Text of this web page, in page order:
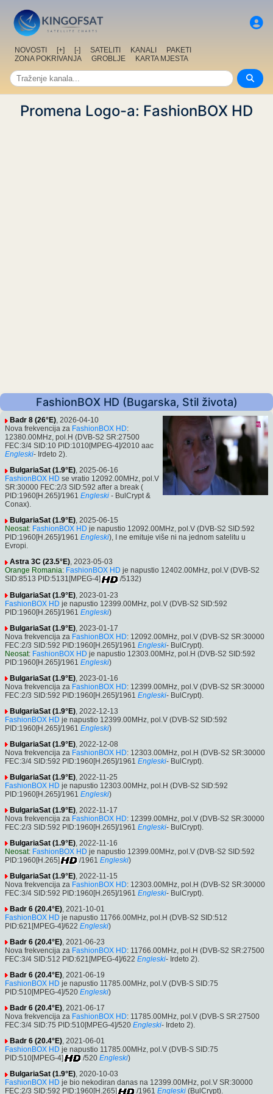
NOVOSTI [+] [-] SATELITI KANALI
PAKETI
ZONA POKRIVANJA
GROBLJE KARTA MJESTA
Promena Logo-a: FashionBOX HD
FashionBOX HD (Bugarska, Stil života)
Badr 8 (26°E), 2026-04-10
Nova frekvencija za FashionBOX HD:
12380.00MHz, pol.H (DVB-S2 SR:27500
FEC:3/4 SID:10 PID:1010[MPEG-4]/2010 aac
Engleski- Irdeto 2).
BulgariaSat (1.9°E), 2025-06-16
FashionBOX HD se vratio 12092.00MHz, pol.V
SR:30000 FEC:2/3 SID:592 after a break (
PID:1960[H.265]/1961 Engleski - BulCrypt &
Conax).
BulgariaSat (1.9°E), 2025-06-15
Neosat: FashionBOX HD je napustio 12092.00MHz, pol.V (DVB-S2 SID:592
PID:1960[H.265]/1961 Engleski), I ne emituje više ni na jednom satelitu u
Evropi.
Astra 3C (23.5°E), 2023-05-03
Orange Romania: FashionBOX HD je napustio 12402.00MHz, pol.V (DVB-S2
SID:8513 PID:5131[MPEG-4]
/5132)
BulgariaSat (1.9°E) , 2023-01-23
FashionBOX HD je napustio 12399.00MHz, pol.V (DVB-S2 SID:592
PID:1960[H.265]/1961 Engleski)
BulgariaSat (1.9°E) , 2023-01-17
Nova frekvencija za FashionBOX HD: 12092.00MHz, pol.V (DVB-S2 SR:30000
FEC:2/3 SID:592 PID:1960[H.265]/1961 Engleski- BulCrypt).
Neosat: FashionBOX HD je napustio 12303.00MHz, pol.H (DVB-S2 SID:592
PID:1960[H.265]/1961 Engleski)
BulgariaSat (1.9°E) , 2023-01-16
Nova frekvencija za FashionBOX HD: 12399.00MHz, pol.V (DVB-S2 SR:30000
FEC:2/3 SID:592 PID:1960[H.265]/1961 Engleski- BulCrypt).
BulgariaSat (1.9°E) , 2022-12-13
FashionBOX HD je napustio 12399.00MHz, pol.V (DVB-S2 SID:592
PID:1960[H.265]/1961 Engleski)
BulgariaSat (1.9°E) , 2022-12-08
Nova frekvencija za FashionBOX HD: 12303.00MHz, pol.H (DVB-S2 SR:30000
FEC:3/4 SID:592 PID:1960[H.265]/1961 Engleski- BulCrypt).
BulgariaSat (1.9°E) , 2022-11-25
FashionBOX HD je napustio 12303.00MHz, pol.H (DVB-S2 SID:592
PID:1960[H.265]/1961 Engleski)
BulgariaSat (1.9°E) , 2022-11-17
Nova frekvencija za FashionBOX HD: 12399.00MHz, pol.V (DVB-S2 SR:30000
FEC:2/3 SID:592 PID:1960[H.265]/1961 Engleski- BulCrypt).
BulgariaSat (1.9°E) , 2022-11-16
Neosat: FashionBOX HD je napustio 12399.00MHz, pol.V (DVB-S2 SID:592
PID:1960[H.265]
/1961 Engleski)
BulgariaSat (1.9°E), 2022-11-15
Nova frekvencija za FashionBOX HD: 12303.00MHz, pol.H (DVB-S2 SR:30000
FEC:3/4 SID:592 PID:1960[H.265]/1961 Engleski- BulCrypt).
Badr 6 (20.4°E), 2021-10-01
FashionBOX HD je napustio 11766.00MHz, pol.H (DVB-S2 SID:512
PID:621[MPEG-4]/622 Engleski)
Badr 6 (20.4°E), 2021-06-23
Nova frekvencija za FashionBOX HD: 11766.00MHz, pol.H (DVB-S2 SR:27500
FEC:3/4 SID:512 PID:621[MPEG-4]/622 Engleski- Irdeto 2).
Badr 6 (20.4°E), 2021-06-19
FashionBOX HD je napustio 11785.00MHz, pol.V (DVB-S SID:75
PID:510[MPEG-4]/520 Engleski)
Badr 6 (20.4°E), 2021-06-17
Nova frekvencija za FashionBOX HD: 11785.00MHz, pol.V (DVB-S SR:27500
FEC:3/4 SID:75 PID:510[MPEG-4]/520 Engleski- Irdeto 2).
Badr 6 (20.4°E), 2021-06-01
FashionBOX HD je napustio 11785.00MHz, pol.V (DVB-S SID:75
PID:510[MPEG-4]
/520 Engleski)
BulgariaSat (1.9°E), 2020-10-03
FashionBOX HD je bio nekodiran danas na 12399.00MHz, pol.V SR:30000
FEC:2/3 SID:592 PID:1960[H.265]
/1961 Engleski (BulCrypt).